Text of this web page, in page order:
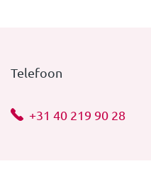
Telefoon
+31 40 219 90 28